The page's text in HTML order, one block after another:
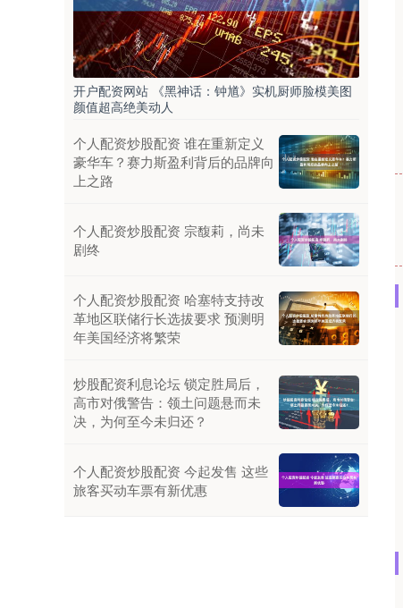
开户配资网站 《黑神话：钟馗》实机厨师脸模美图
颜值超高绝美动人
个人配资炒股配资 谁在重新定义
豪华车？赛力斯盈利背后的品牌向
上之路
个人配资炒股配资 宗馥莉，尚未
剧终
个人配资炒股配资 哈塞特支持改
革地区联储行长选拔要求 预测明
年美国经济将繁荣
炒股配资利息论坛 锁定胜局后，
高市对俄警告：领土问题悬而未
决，为何至今未归还？
个人配资炒股配资 今起发售 这些
旅客买动车票有新优惠